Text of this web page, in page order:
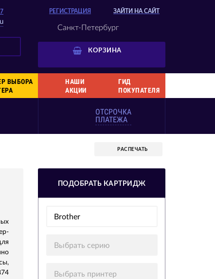
КОРЗИНА
РЕГИСТРАЦИЯ ЗАЙТИ НА САЙТ
Санкт-Петербург
НАШИ
АКЦИИ
ГИД
ПОКУПАТЕЛЯ
ВЫБОРА
ОТСРОЧКА
ПЛАТЕЖА
РАСПЕЧАТЬ
ПОДОБРАТЬ КАРТРИДЖ
Brother
Выбрать серию
Выбрать принтер